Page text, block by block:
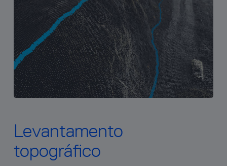
Levantamento
topográfico